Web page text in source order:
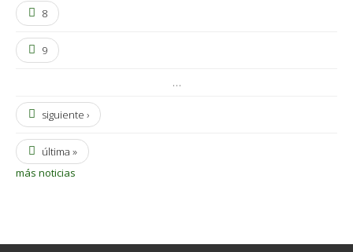
8
9
…
siguiente ›
última »
más noticias